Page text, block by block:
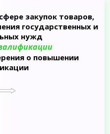
закупок товаров,
государственных и
нужд
о повышении